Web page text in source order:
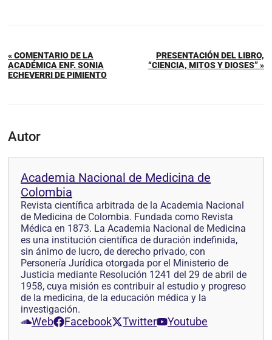
« COMENTARIO DE LA
ACADÉMICA ENF. SONIA
ECHEVERRI DE PIMIENTO
PRESENTACIÓN DEL LIBRO,
“CIENCIA, MITOS Y DIOSES” »
Autor
Academia Nacional de Medicina de
Colombia
Revista científica arbitrada de la Academia Nacional
de Medicina de Colombia. Fundada como Revista
Médica en 1873. La Academia Nacional de Medicina
es una institución científica de duración indefinida,
sin ánimo de lucro, de derecho privado, con
Personería Jurídica otorgada por el Ministerio de
Justicia mediante Resolución 1241 del 29 de abril de
1958, cuya misión es contribuir al estudio y progreso
de la medicina, de la educación médica y la
investigación.
Web Facebook Twitter Youtube